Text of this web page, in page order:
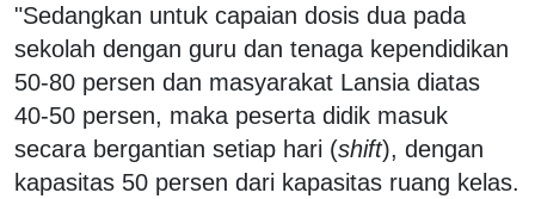
"Sedangkan untuk capaian dosis dua pada
sekolah dengan guru dan tenaga kependidikan
50-80 persen dan masyarakat Lansia diatas
40-50 persen, maka peserta didik masuk
secara bergantian setiap hari (shift), dengan
kapasitas 50 persen dari kapasitas ruang kelas.